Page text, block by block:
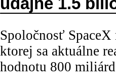
Spoločnosť
ktorej sa aktuálne
hodnotu 800